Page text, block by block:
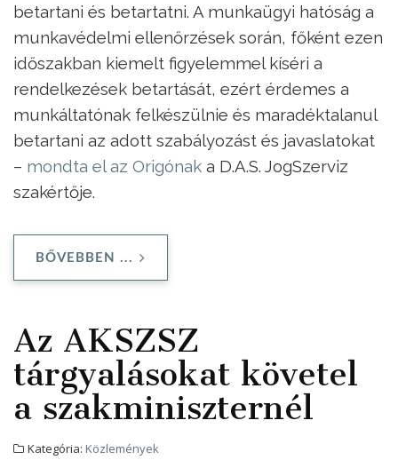
betartani és betartatni. A munkaügyi hatóság a
munkavédelmi ellenőrzések során, főként ezen
időszakban kiemelt figyelemmel kíséri a
rendelkezések betartását, ezért érdemes a
munkáltatónak felkészülnie és maradéktalanul
betartani az adott szabályozást és javaslatokat
– mondta el az Origónak a D.A.S. JogSzerviz
szakértője.
BŐVEBBEN ...
Az AKSZSZ
tárgyalásokat követel
a szakminiszternél
Kategória: Közlemények